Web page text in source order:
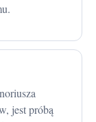
jest próbą